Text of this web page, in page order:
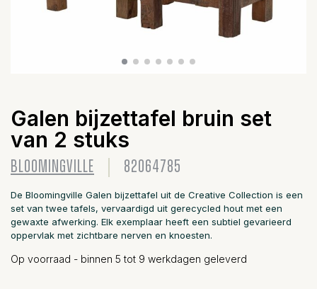
Galen bijzettafel bruin set
van 2 stuks
BLOOMINGVILLE 82064785
De Bloomingville Galen bijzettafel uit de Creative Collection is een
set van twee tafels, vervaardigd uit gerecycled hout met een
gewaxte afwerking. Elk exemplaar heeft een subtiel gevarieerd
oppervlak met zichtbare nerven en knoesten.
Op voorraad - binnen 5 tot 9 werkdagen geleverd